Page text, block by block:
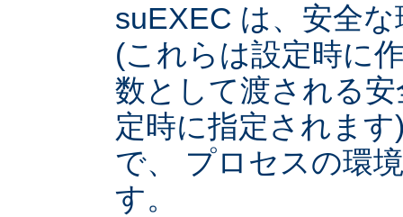
suEXEC は、安全
(これらは設定時に
数として渡される
定時に指定されま
で、 プロセスの環
す。